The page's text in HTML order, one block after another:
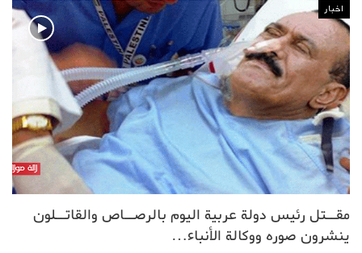
اخبار
مقــتل رئيس دولة عربية اليوم بالرصــاص والقاتــلون
ينشرون صوره ووكالة الأنباء…